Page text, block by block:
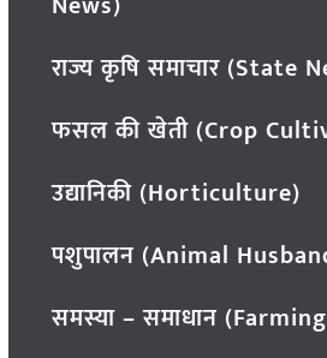
राज्य कृषि समाचार (State
फसल की खेती (Crop
उद्यानिकी (Horticulture)
पशुपालन (Animal
समस्या – समाधान